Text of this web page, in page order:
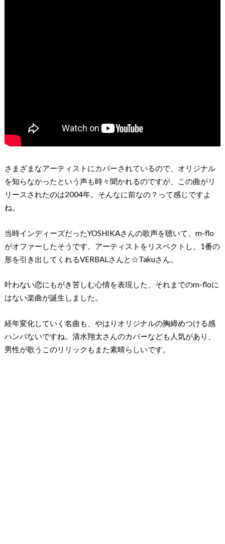
さまざまなアーティストにカバーされているので、オリジナル
を知らなかったという声も時々聞かれるのですが、この曲がリ
リースされたのは2004年。そんなに前なの？って感じですよ
ね。
当時インディーズだったYOSHIKAさんの歌声を聴いて、m-flo
がオファーしたそうです。アーティストをリスペクトし、1番の
形を引き出してくれるVERBALさんと☆Takuさん。
叶わない恋にもがき苦しむ心情を表現した、それまでのm-floに
はない楽曲が誕生しました。
経年変化していく名曲も、やはりオリジナルの胸締めつける感
ハンパないですね。清水翔太さんのカバーなども人気があり、
男性が歌うこのリリックもまた素晴らしいです。